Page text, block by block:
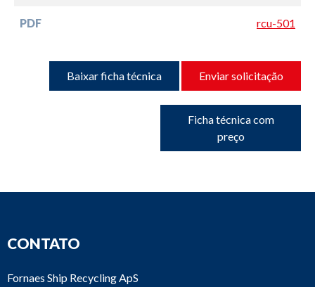
PDF rcu-501
Baixar ficha técnica Enviar solicitação
Ficha técnica com
preço
CONTATO
Fornaes Ship Recycling ApS